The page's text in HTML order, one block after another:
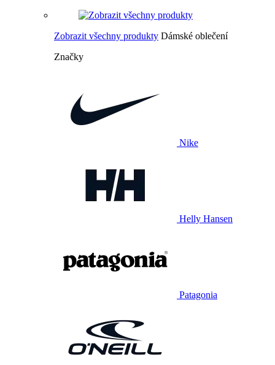
Zobrazit všechny produkty Dámské oblečení
Značky
Nike
Helly Hansen
Patagonia